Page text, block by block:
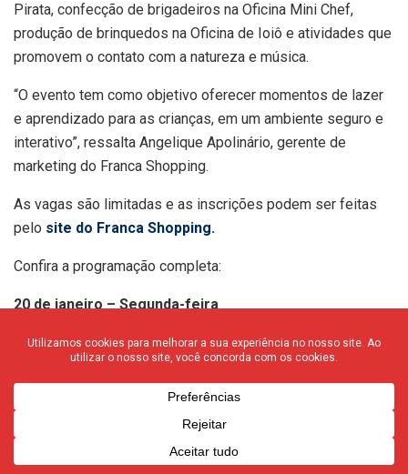
Pirata, confecção de brigadeiros na Oficina Mini Chef,
produção de brinquedos na Oficina de Ioiô e atividades que
promovem o contato com a natureza e música.
“O evento tem como objetivo oferecer momentos de lazer
e aprendizado para as crianças, em um ambiente seguro e
interativo”, ressalta Angelique Apolinário, gerente de
marketing do Franca Shopping.
As vagas são limitadas e as inscrições podem ser feitas
pelo site do Franca Shopping.
Confira a programação completa:
20 de janeiro – Segunda-feira
14h: Desafio Nerf
15h: Baladinha Kids
16h: Desafio Nerf